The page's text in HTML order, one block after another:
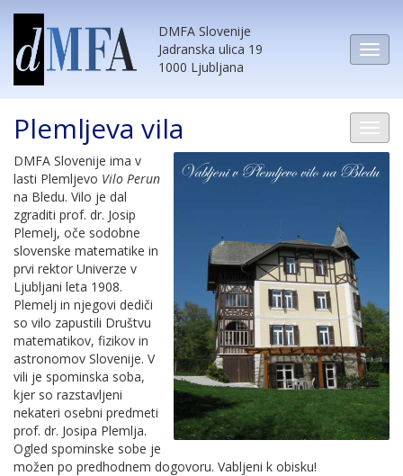
DMFA Slovenije
Jadranska ulica 19
1000 Ljubljana
Plemljeva vila
DMFA Slovenije ima v
lasti Plemljevo Vilo Perun
na Bledu. Vilo je dal
zgraditi prof. dr. Josip
Plemelj, oče sodobne
slovenske matematike in
prvi rektor Univerze v
Ljubljani leta 1908.
Plemelj in njegovi dediči
so vilo zapustili Društvu
matematikov, fizikov in
astronomov Slovenije. V
vili je spominska soba,
kjer so razstavljeni
nekateri osebni predmeti
prof. dr. Josipa Plemlja.
Ogled spominske sobe je
možen po predhodnem dogovoru. Vabljeni k obisku!